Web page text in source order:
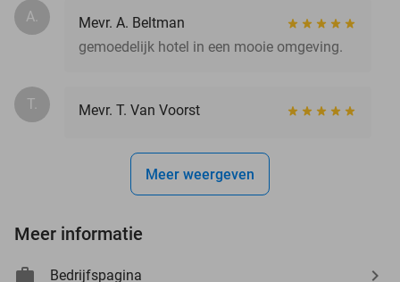
A.
Mevr. A. Beltman
gemoedelijk hotel in een mooie omgeving.
T. Mevr. T. Van Voorst
Meer weergeven
Meer informatie
Bedrijfspagina